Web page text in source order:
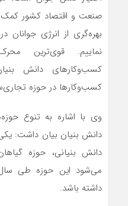
صنعت و اقتصاد کشور کمک
بهره‌گری از انرژی
نماییم. قوی‌ترین
کسب‌وکارهای دانش
کسب‌وکارها در حوزه
وی با اشاره به تنوع
دانش بنیان بیان داشت: یکی
دانش بنیانی، حوزه
می‌شود این حوزه طی
داشته باشد.